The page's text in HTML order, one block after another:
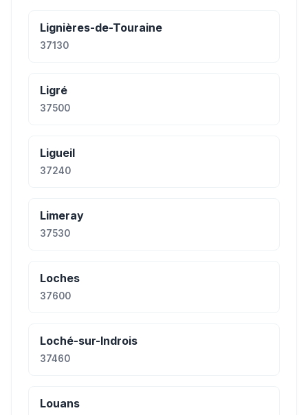
Lignières-de-Touraine
37130
Ligré
37500
Ligueil
37240
Limeray
37530
Loches
37600
Loché-sur-Indrois
37460
Louans